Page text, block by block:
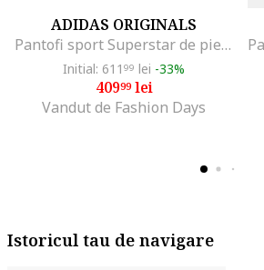
ADIDAS ORIGINALS
Pantofi sport Superstar de piele intoarsa, Gri deschis/Roz pastel/Caramel
Initial: 611 99 lei -33%
40999lei
Vandut de Fashion Days
Istoricul tau de navigare